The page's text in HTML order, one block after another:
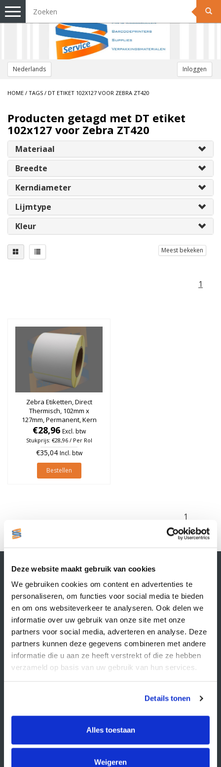
Deze website maakt gebruik van cookies
We gebruiken cookies om content en advertenties te
personaliseren, om functies voor social media te bieden
en om ons websiteverkeer te analyseren. Ook delen we
informatie over uw gebruik van onze site met onze
partners voor social media, adverteren en analyse. Deze
partners kunnen deze gegevens combineren met andere
informatie die u aan ze heeft verstrekt of die ze hebben
verzameld op basis van uw gebruik van hun services.
Details tonen
Alles toestaan
Weigeren
Nederlands Inloggen
Toggle
navigation
HOME / TAGS / DT ETIKET 102X127 VOOR ZEBRA ZT420
Producten getagd met DT etiket
102x127 voor Zebra ZT420
Materiaal
Breedte
Kerndiameter
Lijmtype
Kleur
Meest bekeken
1
Zebra Etiketten, Direct
Thermisch, 102mm x
127mm, Permanent, Kern
76mm, rol à 560 stuks
€28,96 Excl. btw
Stukprijs: €28,96 / Per Rol
€35,04 Incl. btw
Bestellen
1
Contactgegevens
Supply Service B.V.
Nijverheidsstraat 25-K
3861 RJ Nijkerk
info@supplyservice.nl
+31 33 468 13 42
KvK nummer: 66384737
BTW nummer: NL856526605B01
Klantenservice
Veelgestelde vragen